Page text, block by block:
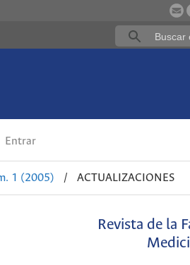
Entrar
1 (2005) / ACTUALIZACIONES
Revista de la